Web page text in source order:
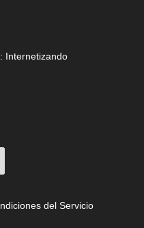
Internetizando
del Servicio